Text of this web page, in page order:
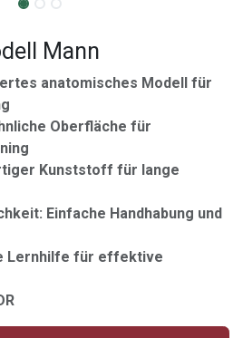
Mann
anatomisches Modell für
Oberfläche für
Kunststoff für lange
Einfache Handhabung und
Lernhilfe für effektive